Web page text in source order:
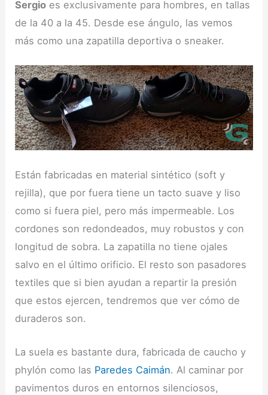
Sergio es exclusivamente para hombres, en tallas
de la 40 a la 45. Desde ese ángulo, las vemos
más como una zapatilla deportiva o sneaker.
Están fabricadas en material sintético (soft y
rejilla), que por fuera tiene un tacto suave y liso
como si fuera piel, pero más impermeable. Los
cordones son redondeados, muy robustos y con
longitud de sobra. La zapatilla no tiene ojales
salvo en el último orificio. El resto son pasadores
textiles que si bien ayudan a repartir la presión
que estos ejercen, tendremos que ver cómo de
duraderos son.
La suela es bastante dura, fabricada de caucho y
phylón como las Paredes Caimán. Al caminar por
pavimentos duros en entornos silenciosos,